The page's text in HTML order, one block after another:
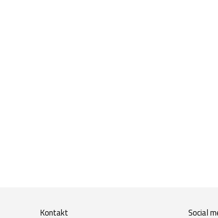
Kontakt Social